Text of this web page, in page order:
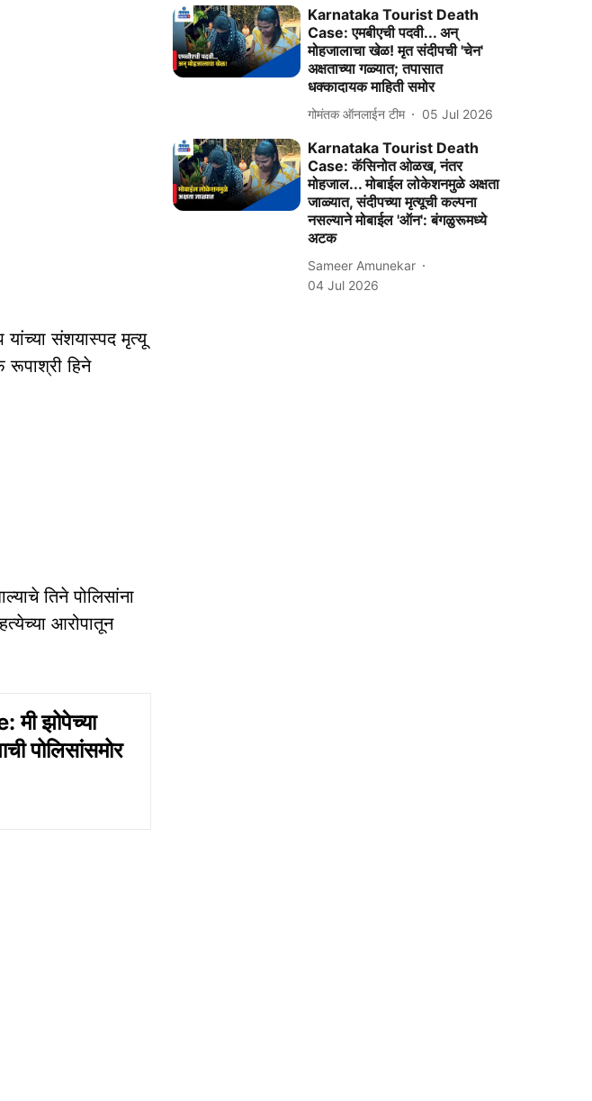
यांच्या संशयास्पद मृत्यू
हिने
तिने पोलिसांना
आरोपातून
झोपेच्या
पोलिसांसमोर
Karnataka Tourist Death
Case: एमबीएची पदवी... अन्
मोहजालाचा खेळ! मृत संदीपची 'चेन'
अक्षताच्या गळ्यात; तपासात
धक्कादायक माहिती समोर
गोमंतक ऑनलाईन टीम 05 Jul 2026
Karnataka Tourist Death
Case: कॅसिनोत ओळख, नंतर
मोहजाल... मोबाईल लोकेशनमुळे अक्षता
जाळ्यात, संदीपच्या मृत्यूची कल्पना
नसल्याने मोबाईल 'ऑन': बंगळुरूमध्ये
अटक
Sameer Amunekar
04 Jul 2026